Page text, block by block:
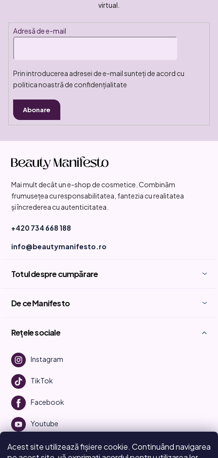
Acest site utilizează fișiere cookie. Continuând navigarea
virtual.
Adresă de e-mail
Prin introducerea adresei de e-mail sunteți de acord cu
politica noastră de confidențialitate
Abonare
Mai mult decât un e-shop de cosmetice. Combinăm
frumusețea cu responsabilitatea, fantezia cu realitatea
și încrederea cu autenticitatea.
+420 734 668 188
info@beautymanifesto.ro
Totul despre cumpărare
De ce Manifesto
Rețele sociale
Instagram
TikTok
Facebook
Youtube